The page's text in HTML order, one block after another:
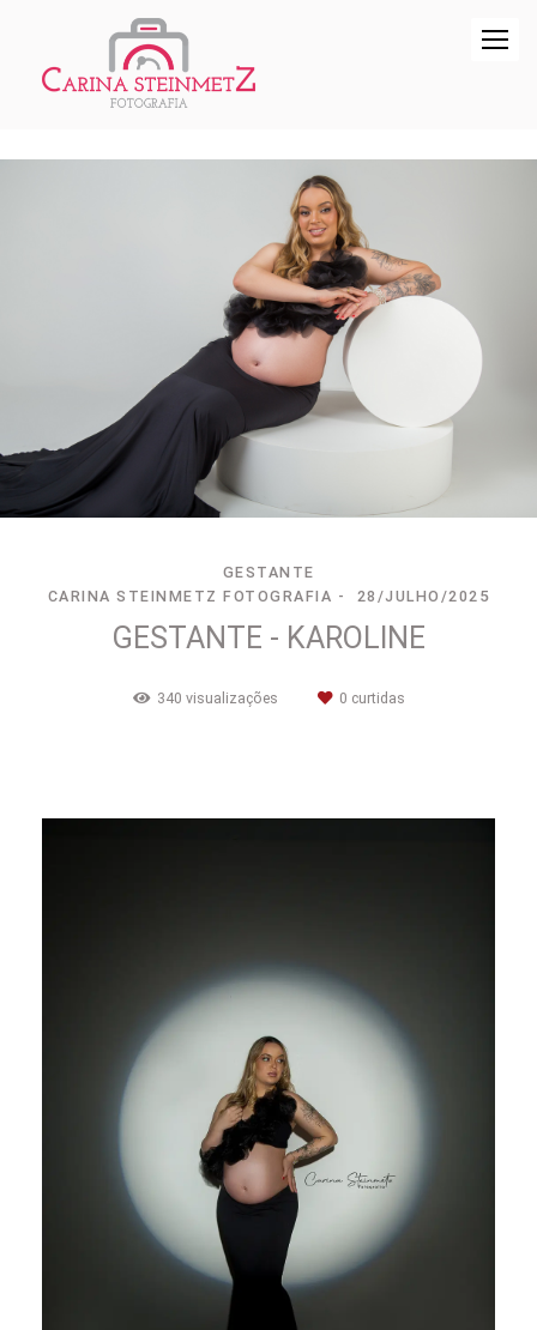
GESTANTE
CARINA STEINMETZ FOTOGRAFIA
28/JULHO/2025
GESTANTE - KAROLINE
340 visualizações 0 curtidas